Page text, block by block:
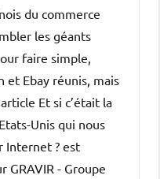
du commerce
les géants
faire simple,
et Ebay réunis, mais
Et si c’était la
Unis qui nous
Internet ? est
GRAVIR - Groupe